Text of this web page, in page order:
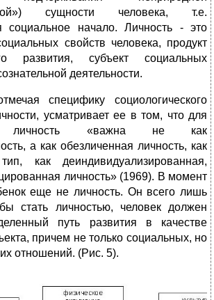
сущности человека, т.е.
социальное начало. Личность - это
свойств человека, продукт
развития, субъект социальных
деятельности.
специфику социологического
усматривает ее в том, что для
личность «важна не как
а как обезличенная личность, как
как деиндивидуализированная,
личность» (1969). В момент
еще не личность. Он всего лишь
стать личностью, человек должен
путь развития в качестве
причем не только социальных, но
отношений. (Рис. 5).